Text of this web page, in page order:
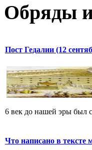
Обряды
Пост Гедалии (12
6 век до нашей эры был
Что написано в тексте